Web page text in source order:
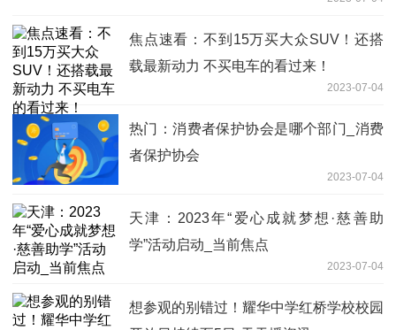
焦点速看：不到15万买大众SUV！还搭
载最新动力 不买电车的看过来！
2023-07-04
热门：消费者保护协会是哪个部门_消费
者保护协会
2023-07-04
天津：2023年“爱心成就梦想·慈善助
学”活动启动_当前焦点
2023-07-04
想参观的别错过！耀华中学红桥学校校园